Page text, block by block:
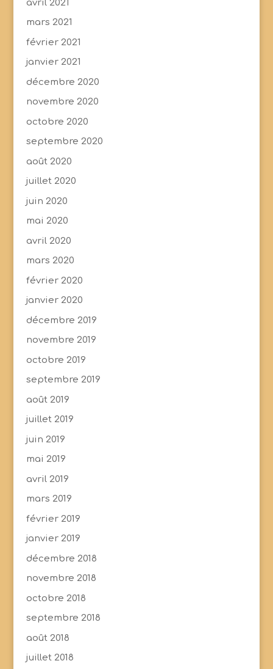
avril 2021
mars 2021
février 2021
janvier 2021
décembre 2020
novembre 2020
octobre 2020
septembre 2020
août 2020
juillet 2020
juin 2020
mai 2020
avril 2020
mars 2020
février 2020
janvier 2020
décembre 2019
novembre 2019
octobre 2019
septembre 2019
août 2019
juillet 2019
juin 2019
mai 2019
avril 2019
mars 2019
février 2019
janvier 2019
décembre 2018
novembre 2018
octobre 2018
septembre 2018
août 2018
juillet 2018